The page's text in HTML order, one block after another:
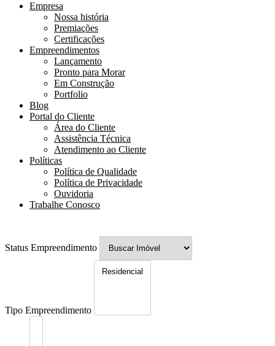
Empresa
Nossa história
Premiações
Certificações
Empreendimentos
Lançamento
Pronto para Morar
Em Construção
Portfolio
Blog
Portal do Cliente
Área do Cliente
Assistência Técnica
Atendimento ao Cliente
Políticas
Política de Qualidade
Política de Privacidade
Ouvidoria
Trabalhe Conosco
Status Empreendimento
Tipo Empreendimento